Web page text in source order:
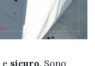
sicuro. Sono